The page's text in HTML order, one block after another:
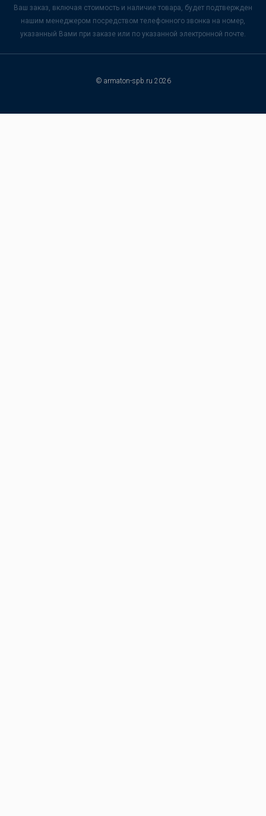
Ваш заказ, включая стоимость и наличие товара, будет подтвержден
нашим менеджером посредством телефонного звонка на номер,
указанный Вами при заказе или по указанной электронной почте.
© armaton-spb.ru 2026